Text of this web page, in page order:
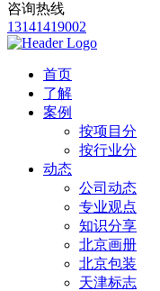
咨询热线
13141419002
首页
了解
案例
按项目分
按行业分
动态
公司动态
专业观点
知识分享
北京画册
北京包装
天津标志